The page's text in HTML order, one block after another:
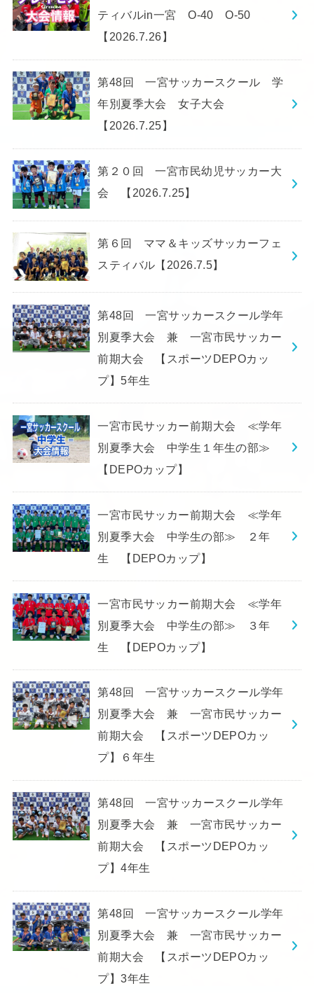
ティバルin一宮 O-40 O-50
【2026.7.26】
第48回 一宮サッカースクール 学
年別夏季大会 女子大会
【2026.7.25】
第２０回 一宮市民幼児サッカー大
会 【2026.7.25】
第６回 ママ＆キッズサッカーフェ
スティバル【2026.7.5】
第48回 一宮サッカースクール学年
別夏季大会 兼 一宮市民サッカー
前期大会 【スポーツDEPOカッ
プ】5年生
一宮市民サッカー前期大会 ≪学年
別夏季大会 中学生１年生の部≫
【DEPOカップ】
一宮市民サッカー前期大会 ≪学年
別夏季大会 中学生の部≫ ２年
生 【DEPOカップ】
一宮市民サッカー前期大会 ≪学年
別夏季大会 中学生の部≫ ３年
生 【DEPOカップ】
第48回 一宮サッカースクール学年
別夏季大会 兼 一宮市民サッカー
前期大会 【スポーツDEPOカッ
プ】６年生
第48回 一宮サッカースクール学年
別夏季大会 兼 一宮市民サッカー
前期大会 【スポーツDEPOカッ
プ】4年生
第48回 一宮サッカースクール学年
別夏季大会 兼 一宮市民サッカー
前期大会 【スポーツDEPOカッ
プ】3年生